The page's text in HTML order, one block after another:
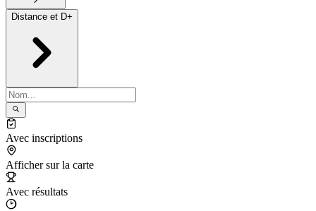
Distance et D+
Avec inscriptions
Afficher sur la carte
Avec résultats